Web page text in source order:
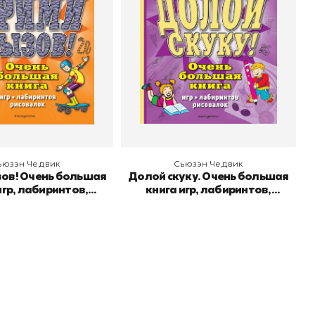
Эксмодетство
Чедвик
Очень большая
лабиринтов,
Издательство
Эксмодетство
В корзину
Сьюзэн Чедвик
Долой скуку. Очень большая
книга игр, лабиринтов,